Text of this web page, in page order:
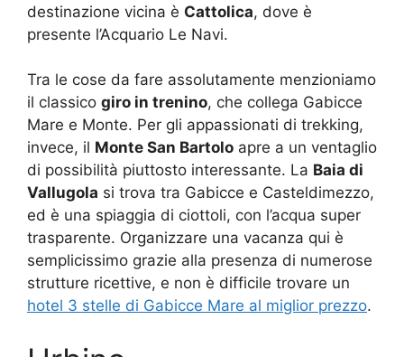
destinazione vicina è Cattolica, dove è
presente l’Acquario Le Navi.
Tra le cose da fare assolutamente menzioniamo
il classico giro in trenino, che collega Gabicce
Mare e Monte. Per gli appassionati di trekking,
invece, il Monte San Bartolo apre a un ventaglio
di possibilità piuttosto interessante. La Baia di
Vallugola si trova tra Gabicce e Casteldimezzo,
ed è una spiaggia di ciottoli, con l’acqua super
trasparente. Organizzare una vacanza qui è
semplicissimo grazie alla presenza di numerose
strutture ricettive, e non è difficile trovare un
hotel 3 stelle di Gabicce Mare al miglior prezzo.